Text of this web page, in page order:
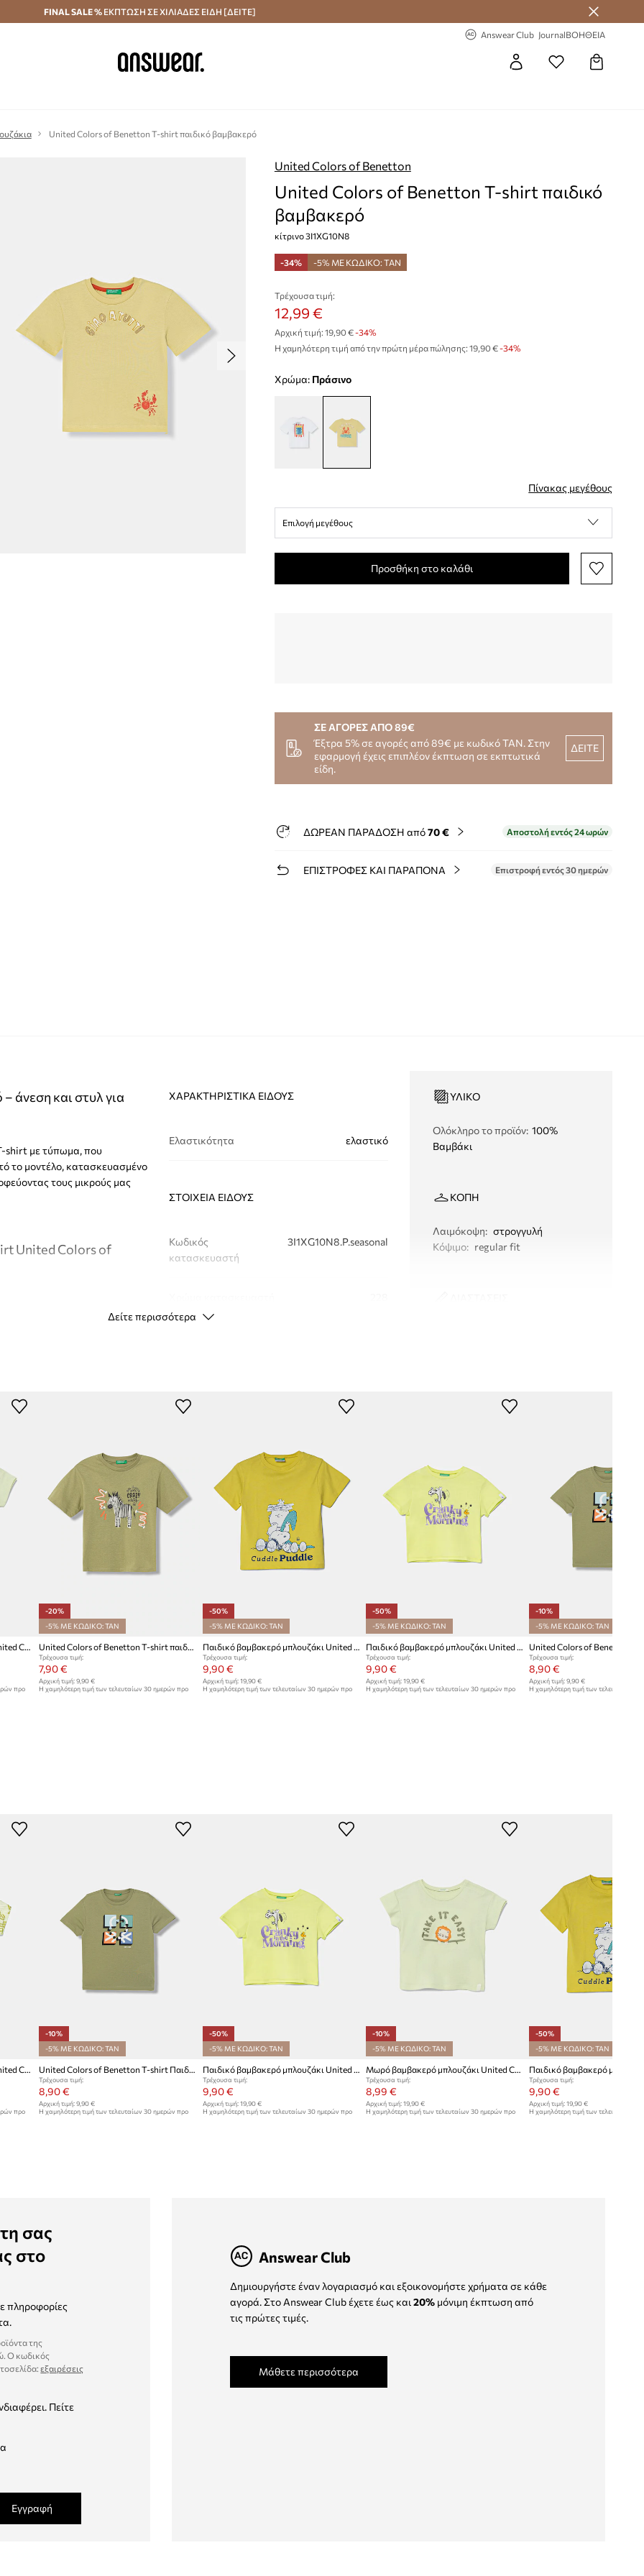
άνω των 70 € Αποστολή σε 24 ώρες Εξοικονομήστε με το Answear Club
FINAL SALE % ΕΚΠΤΩΣΗ ΣΕ ΧΙΛΙΑΔΕΣ ΕΙΔΗ [ΔΕΙΤΕ]
Answear Club JournalΒΟΗΘΕΙΑ
United Colors of Benetton T-shirt παιδικό βαμβακερό
United Colors of Benetton
United Colors of Benetton T-shirt παιδικό
βαμβακερό
κίτρινο 3I1XG10N8
-34% -5% ΜΕ ΚΩΔΙΚΟ: TAN
Τρέχουσα τιμή:
12,99 €
Αρχική τιμή: 19,90 €-34%
Η χαμηλότερη τιμή από την πρώτη μέρα πώλησης: 19,90 € -34%
Χρώμα: πράσινο
Πίνακας μεγέθους
Επιλογή μεγέθους
Προσθήκη στο καλάθι
ΣΕ ΑΓΟΡΕΣ ΑΠΟ 89€
Έξτρα 5% σε αγορές από 89€ με κωδικό TAN. Στην
εφαρμογή έχεις επιπλέον έκπτωση σε εκπτωτικά
είδη.
ΔΕΙΤΕ
ΔΩΡΕΑΝ ΠΑΡΑΔΟΣΗ από70 € Αποστολή εντός 24 ωρών
ΕΠΙΣΤΡΟΦΕΣ ΚΑΙ ΠΑΡΑΠΟΝΑ Επιστροφή εντός 30 ημερών
άνεση και στυλ για
shirt με τύπωμα, που
το μοντέλο, κατασκευασμένο
τους μικρούς μας
United Colors of
δέρμα του
περιστάσεις
το λαιμό και
ΧΑΡΑΚΤΗΡΙΣΤΙΚΆ ΕΊΔΟΥΣ
Ελαστικότητα ελαστικό
ΣΤΟΙΧΕΊΑ ΕΊΔΟΥΣ
Κωδικός
κατασκευαστή
3I1XG10N8.P.seasonal
ID προϊόντος
ΥΛΙΚΌ
Ολόκληρο το προϊόν: 100%
Βαμβάκι
ΚΟΠΉ
Λαιμόκοψη: στρογγυλή
Κόψιμο: regular fit
Πίνακας μεγέθους
Δείτε περισσότερα
Μωρό βαμβακερό μπλουζάκι United Colors of Benetton
προ
-20%
-5% ΜΕ ΚΩΔΙΚΟ: TAN
United Colors of Benetton T-shirt παιδικό βαμβακερό
Τρέχουσα τιμή:
7,90 €
Αρχική τιμή: 9,90 €
Η χαμηλότερη τιμή των τελευταίων 30 ημερών προ
-50%
-5% ΜΕ ΚΩΔΙΚΟ: TAN
Παιδικό βαμβακερό μπλουζάκι United Colors of Benetton
Τρέχουσα τιμή:
9,90 €
Αρχική τιμή: 19,90 €
Η χαμηλότερη τιμή των τελευταίων 30 ημερών προ
-50%
-5% ΜΕ ΚΩΔΙΚΟ: TAN
Παιδικό βαμβακερό μπλουζάκι United Colors of Benetton
Τρέχουσα τιμή:
9,90 €
Αρχική τιμή:19,90 €
Η χαμηλότερη τιμή των τελευταίων 30 ημερών προ
-10%
-5% ΜΕ ΚΩΔΙΚΟ: TAN
Τρέχουσα τιμή:
8,90 €
Αρχική τιμή: 9,90 €
Η χαμηλότερη τιμή των τελευταίων
προ
-10%
-5% ΜΕ ΚΩΔΙΚΟ: TAN
Τρέχουσα τιμή:
8,90 €
Αρχική τιμή: 9,90 €
Η χαμηλότερη τιμή των τελευταίων 30 ημερών προ
-50%
-5% ΜΕ ΚΩΔΙΚΟ: TAN
Τρέχουσα τιμή:
9,90 €
Αρχική τιμή: 19,90 €
Η χαμηλότερη τιμή των τελευταίων 30 ημερών προ
-10%
-5% ΜΕ ΚΩΔΙΚΟ: TAN
Μωρό βαμβακερό μπλουζάκι United Colors of Benetton
Τρέχουσα τιμή:
8,99 €
Αρχική τιμή:19,90 €
Η χαμηλότερη τιμή των τελευταίων 30 ημερών προ
-50%
-5% ΜΕ ΚΩΔΙΚΟ: TAN
Τρέχουσα τιμή:
9,90 €
Αρχική τιμή: 19,90 €
Η χαμηλότερη τιμή των τελευταίων
σας
στο
πληροφορίες
της
Ο κωδικός
εξαιρέσεις
Πείτε
Εγγραφή
Answear Club
Δημιουργήστε έναν λογαριασμό και εξοικονομήστε χρήματα σε κάθε
αγορά. Στο Answear Club έχετε έως και 20%μόνιμη έκπτωση από
τις πρώτες τιμές.
Μάθετε περισσότερα